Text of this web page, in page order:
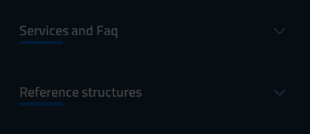
Services and Faq
Reference structures